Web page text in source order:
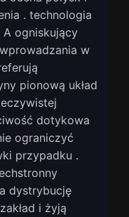
. technologia
ogniskujący
w
pionową układ
dotykowa
ograniczyć
przypadku .
dystrybucję
i żyją